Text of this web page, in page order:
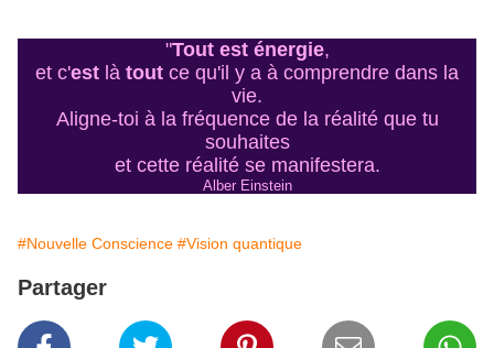
"Tout est énergie,
et c'est là tout ce qu'il y a à comprendre dans la
vie.
Aligne-toi à la fréquence de la réalité que tu
souhaites
et cette réalité se manifestera.
Alber Einstein
#Nouvelle Conscience #Vision quantique
Partager